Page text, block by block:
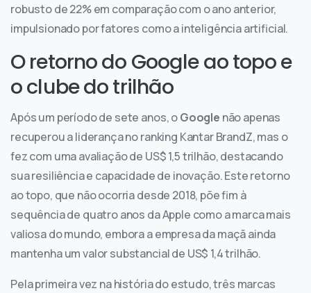
robusto de 22% em comparação com o ano anterior,
impulsionado por fatores como a inteligência artificial.
O retorno do Google ao topo e
o clube do trilhão
Após um período de sete anos, oGoogle não apenas
recuperou a liderança no ranking Kantar BrandZ, mas o
fez com uma avaliação de US$ 1,5 trilhão, destacando
sua resiliência e capacidade de inovação. Este retorno
ao topo, que não ocorria desde 2018, põe fim à
sequência de quatro anos da Apple como a marca mais
valiosa do mundo, embora a empresa da maçã ainda
mantenha um valor substancial de US$ 1,4 trilhão.
Pela primeira vez na história do estudo, três marcas